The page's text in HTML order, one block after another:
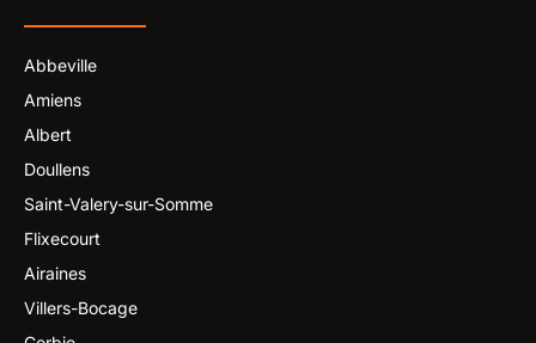
Abbeville
Amiens
Albert
Doullens
Saint-Valery-sur-Somme
Flixecourt
Airaines
Villers-Bocage